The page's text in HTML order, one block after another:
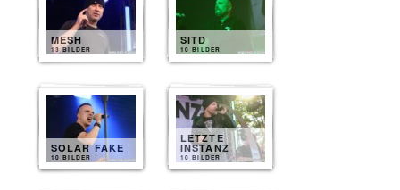
MESH
13 BILDER
SITD
10 BILDER
SOLAR FAKE
10 BILDER
LETZTE
INSTANZ
10 BILDER